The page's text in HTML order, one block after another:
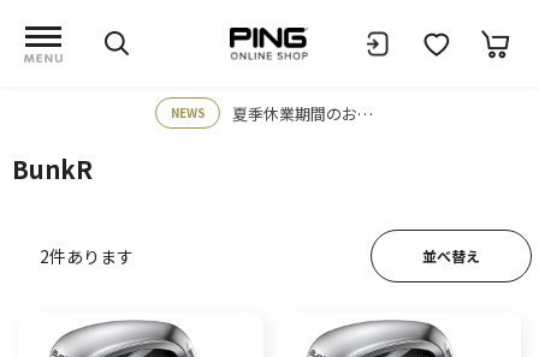
NEWS 夏季休業期間のお知らせ
BunkR
並べ替え
2件あります